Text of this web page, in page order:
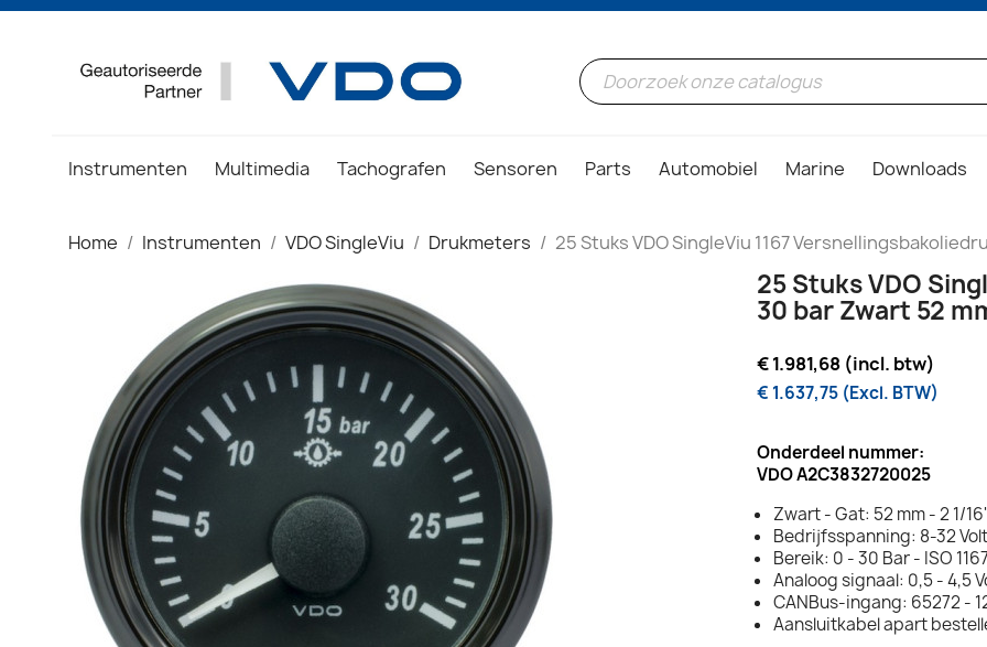
Instrumenten Multimedia Tachografen Sensoren Parts Automobiel Marine Downloads
Home Instrumenten VDO SingleViu Drukmeters 25 Stuks VDO SingleViu 1167
25 Stuks VDO
30 bar Zwart 52
€ 1.981,68 (incl. btw)
€ 1.637,75 (Excl. BTW)
Onderdeel nummer:
VDO A2C3832720025
Zwart - Gat: 52 mm - 2 1/
Bedrijfsspanning: 8-32
Bereik: 0 - 30 Bar - ISO 1167
Analoog signaal: 0,5 - 4,5
CANBus-ingang: 65272 -
Aansluitkabel apart